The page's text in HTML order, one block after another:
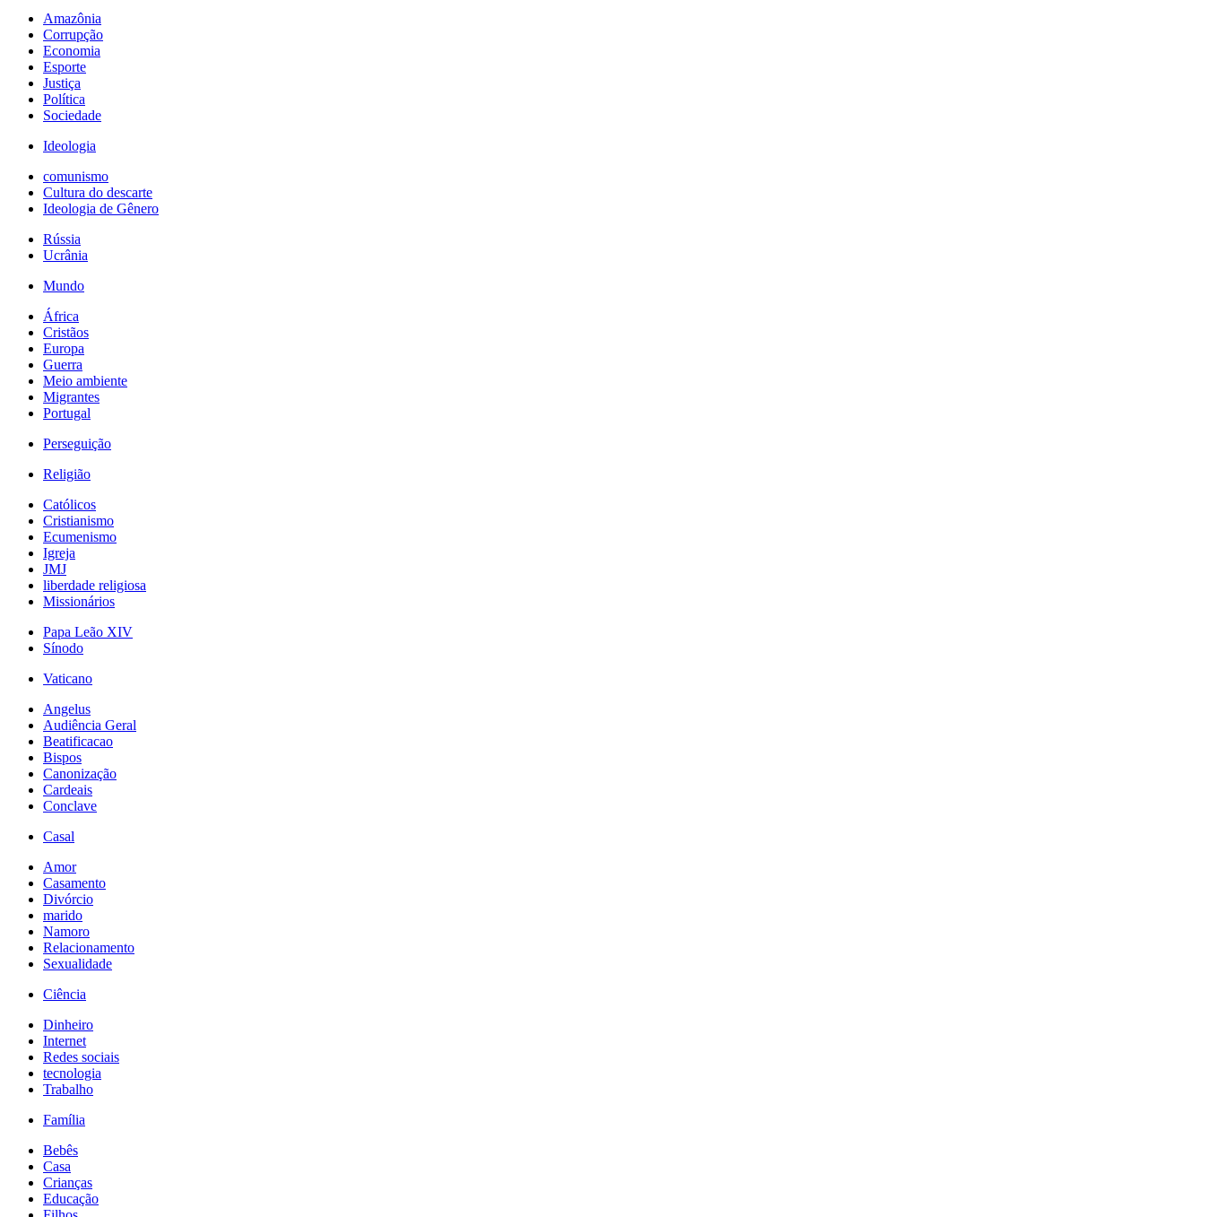
Amazônia
Corrupção
Economia
Esporte
Justiça
Política
Sociedade
Ideologia
comunismo
Cultura do descarte
Ideologia de Gênero
Rússia
Ucrânia
Mundo
África
Cristãos
Europa
Guerra
Meio ambiente
Migrantes
Portugal
Perseguição
Religião
Católicos
Cristianismo
Ecumenismo
Igreja
JMJ
liberdade religiosa
Missionários
Papa Leão XIV
Sínodo
Vaticano
Angelus
Audiência Geral
Beatificacao
Bispos
Canonização
Cardeais
Conclave
Casal
Amor
Casamento
Divórcio
marido
Namoro
Relacionamento
Sexualidade
Ciência
Dinheiro
Internet
Redes sociais
tecnologia
Trabalho
Família
Bebês
Casa
Crianças
Educação